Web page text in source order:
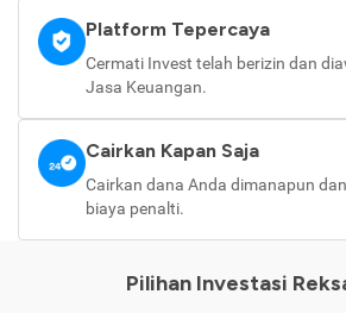
Platform Tepercaya
Cermati Invest telah berizin dan
Jasa Keuangan.
Cairkan Kapan Saja
Cairkan dana Anda dimanapun
biaya penalti.
Pilihan Investasi